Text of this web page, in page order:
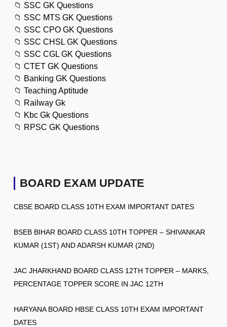
📁 SSC GK Questions
📁 SSC MTS GK Questions
📁 SSC CPO GK Questions
📁 SSC CHSL GK Questions
📁 SSC CGL GK Questions
📁 CTET GK Questions
📁 Banking GK Questions
📁 Teaching Aptitude
📁 Railway Gk
📁 Kbc Gk Questions
📁 RPSC GK Questions
BOARD EXAM UPDATE
CBSE BOARD CLASS 10TH EXAM IMPORTANT DATES
BSEB BIHAR BOARD CLASS 10TH TOPPER – SHIVANKAR
KUMAR (1ST) AND ADARSH KUMAR (2ND)
JAC JHARKHAND BOARD CLASS 12TH TOPPER – MARKS,
PERCENTAGE TOPPER SCORE IN JAC 12TH
HARYANA BOARD HBSE CLASS 10TH EXAM IMPORTANT
DATES